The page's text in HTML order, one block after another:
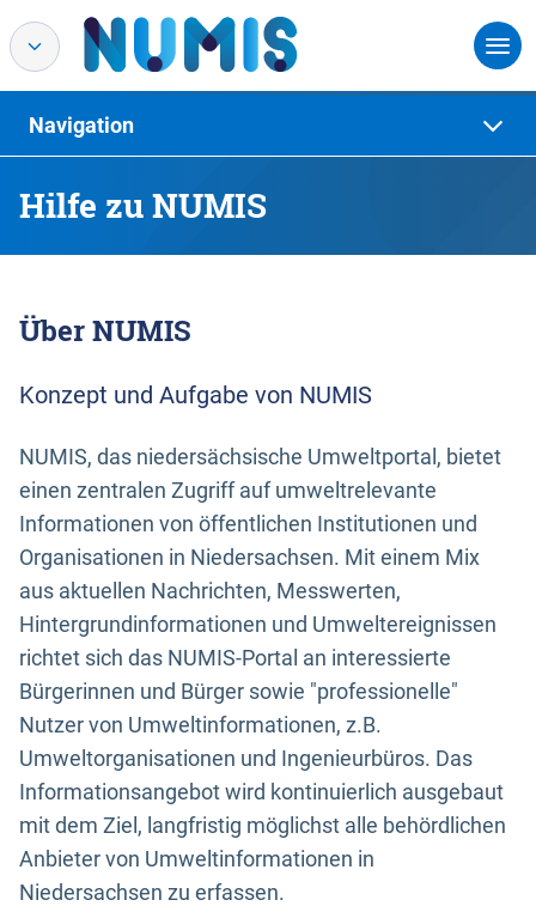
Hilfe zu NUMIS
Navigation
Über NUMIS
Konzept und Aufgabe von NUMIS
NUMIS, das niedersächsische Umweltportal, bietet
einen zentralen Zugriff auf umweltrelevante
Informationen von öffentlichen Institutionen und
Organisationen in Niedersachsen. Mit einem Mix
aus aktuellen Nachrichten, Messwerten,
Hintergrundinformationen und Umweltereignissen
richtet sich das NUMIS-Portal an interessierte
Bürgerinnen und Bürger sowie "professionelle"
Nutzer von Umweltinformationen, z.B.
Umweltorganisationen und Ingenieurbüros. Das
Informationsangebot wird kontinuierlich ausgebaut
mit dem Ziel, langfristig möglichst alle behördlichen
Anbieter von Umweltinformationen in
Niedersachsen zu erfassen.